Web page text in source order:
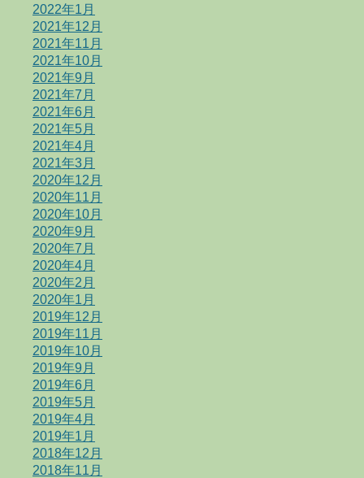
2022年1月
2021年12月
2021年11月
2021年10月
2021年9月
2021年7月
2021年6月
2021年5月
2021年4月
2021年3月
2020年12月
2020年11月
2020年10月
2020年9月
2020年7月
2020年4月
2020年2月
2020年1月
2019年12月
2019年11月
2019年10月
2019年9月
2019年6月
2019年5月
2019年4月
2019年1月
2018年12月
2018年11月